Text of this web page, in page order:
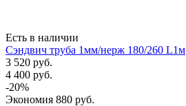
Есть в наличии
Сэндвич труба 1мм/нерж 180/260 L1м
3 520 руб.
4 400 руб.
-20%
Экономия 880 руб.